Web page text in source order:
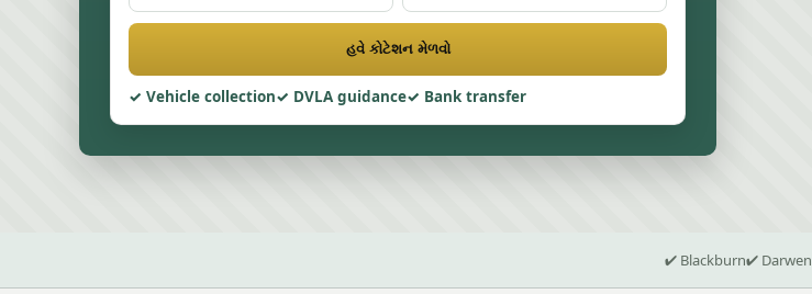
હવે કોટેશન મેળવો
Vehicle collection DVLA guidance Bank transfer
✔ Blackburn✔ Darwen